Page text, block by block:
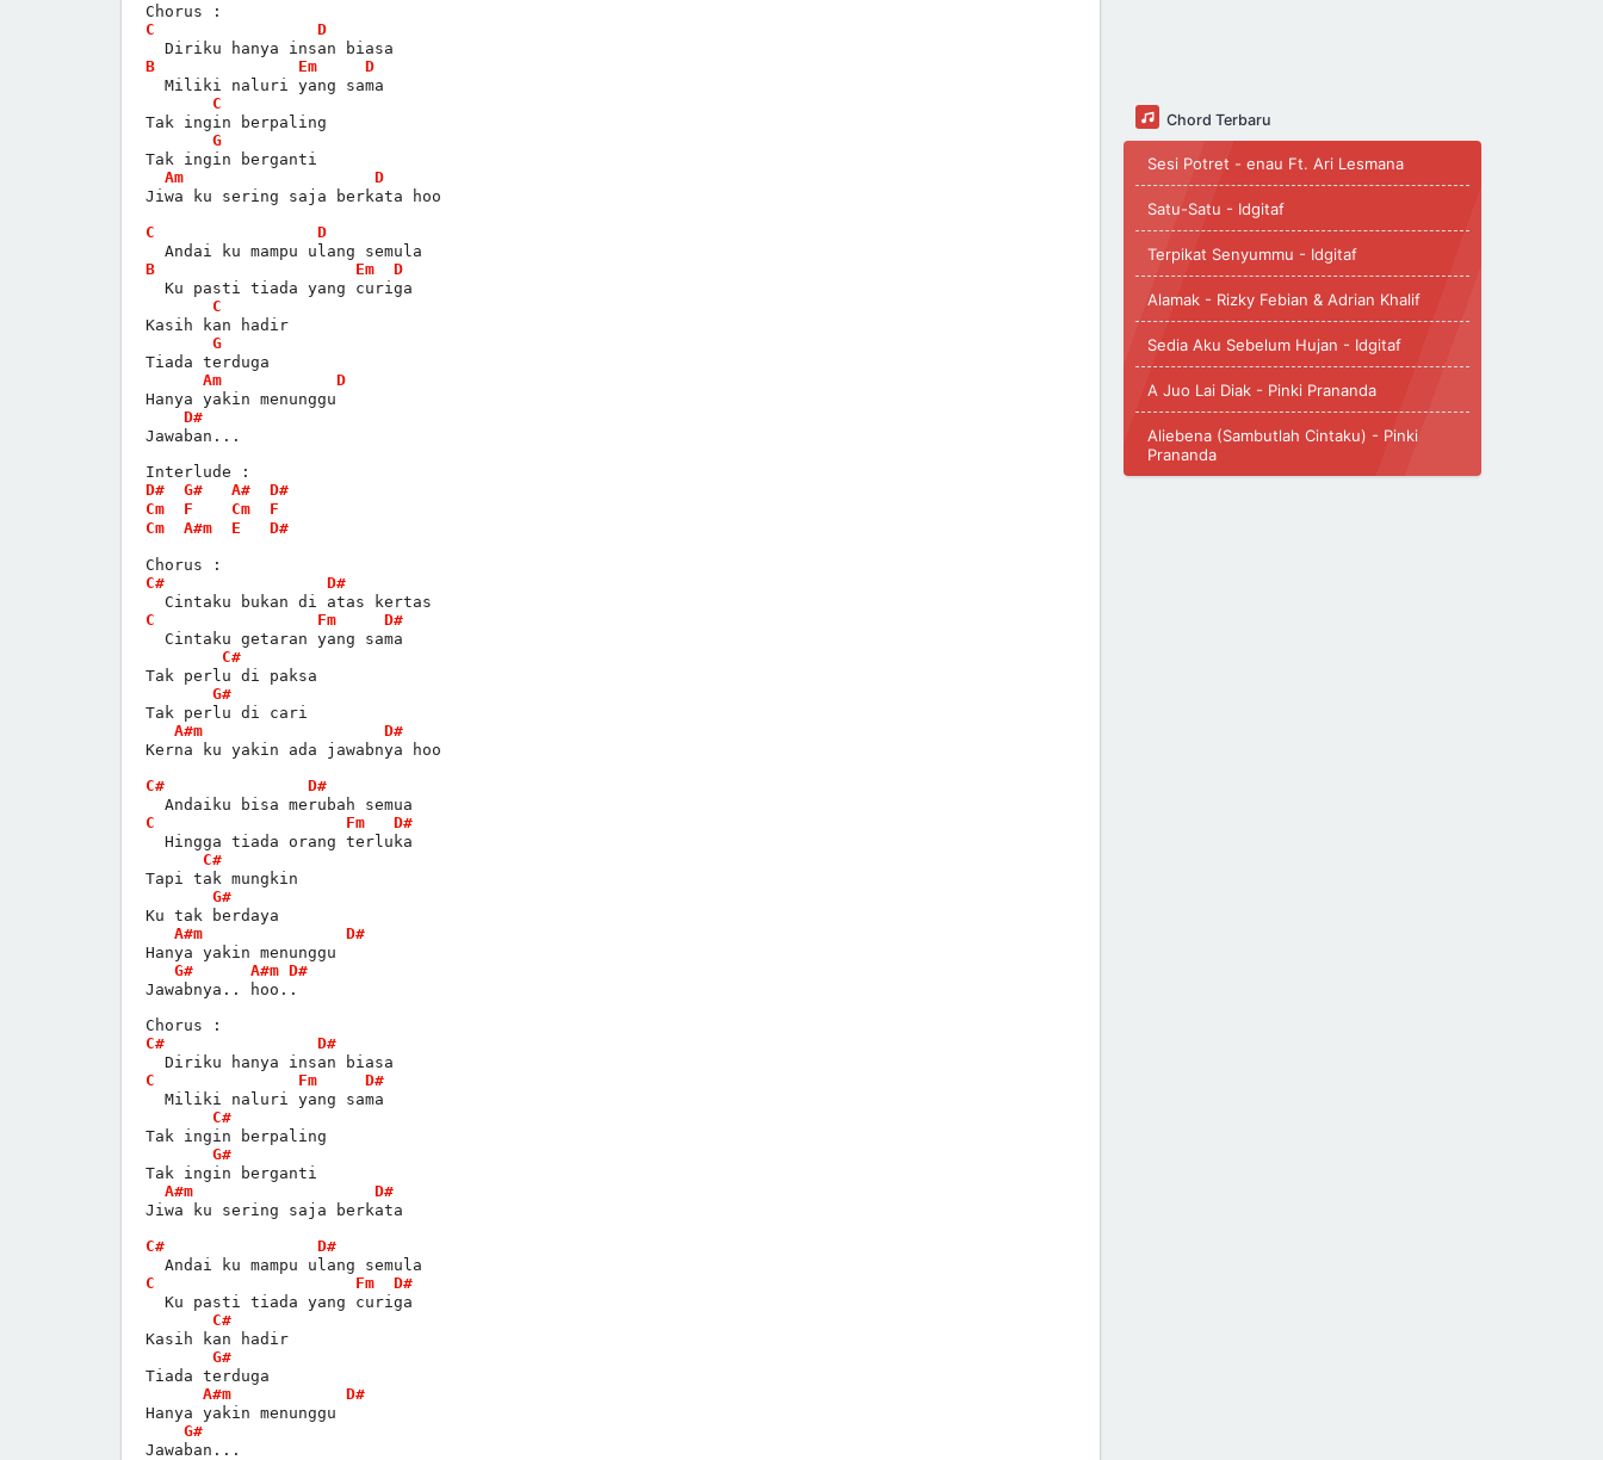
Chorus :
C
D
  Diriku hanya insan biasa
B
Em
D
  Miliki naluri yang sama
C
Tak ingin berpaling
G
Tak ingin berganti
Am
D
Jiwa ku sering saja berkata hoo
C
D
  Andai ku mampu ulang semula
B
Em
D
  Ku pasti tiada yang curiga
C
Kasih kan hadir
G
Tiada terduga
Am
D
Hanya yakin menunggu
D#
Jawaban...
Interlude :
D#
G# A#
D#
Cm
F Cm
F
Cm
A#m E D#
Chorus :
C#
D#
  Cintaku bukan di atas kertas
C
Fm
D#
  Cintaku getaran yang sama
C#
Tak perlu di paksa
G#
Tak perlu di cari
A#m
D#
Kerna ku yakin ada jawabnya hoo
C#
D#
  Andaiku bisa merubah semua
C
Fm
D#
  Hingga tiada orang terluka
C#
Tapi tak mungkin
G#
Ku tak berdaya
A#m
D#
Hanya yakin menunggu
G#
A#m D#
Jawabnya.. hoo..
Chorus :
C#
D#
  Diriku hanya insan biasa
C
Fm
D#
  Miliki naluri yang sama
C#
Tak ingin berpaling
G#
Tak ingin berganti
A#m
D#
Jiwa ku sering saja berkata
C#
D#
  Andai ku mampu ulang semula
C
Fm
D#
  Ku pasti tiada yang curiga
C#
Kasih kan hadir
G#
Tiada terduga
A#m
D#
Hanya yakin menunggu
G#
Jawaban...
Chord Terbaru
Sesi Potret - enau Ft. Ari Lesmana
Satu-Satu - Idgitaf
Terpikat Senyummu - Idgitaf
Alamak - Rizky Febian & Adrian Khalif
Sedia Aku Sebelum Hujan - Idgitaf
A Juo Lai Diak - Pinki Prananda
Aliebena (Sambutlah Cintaku) - Pinki
Prananda